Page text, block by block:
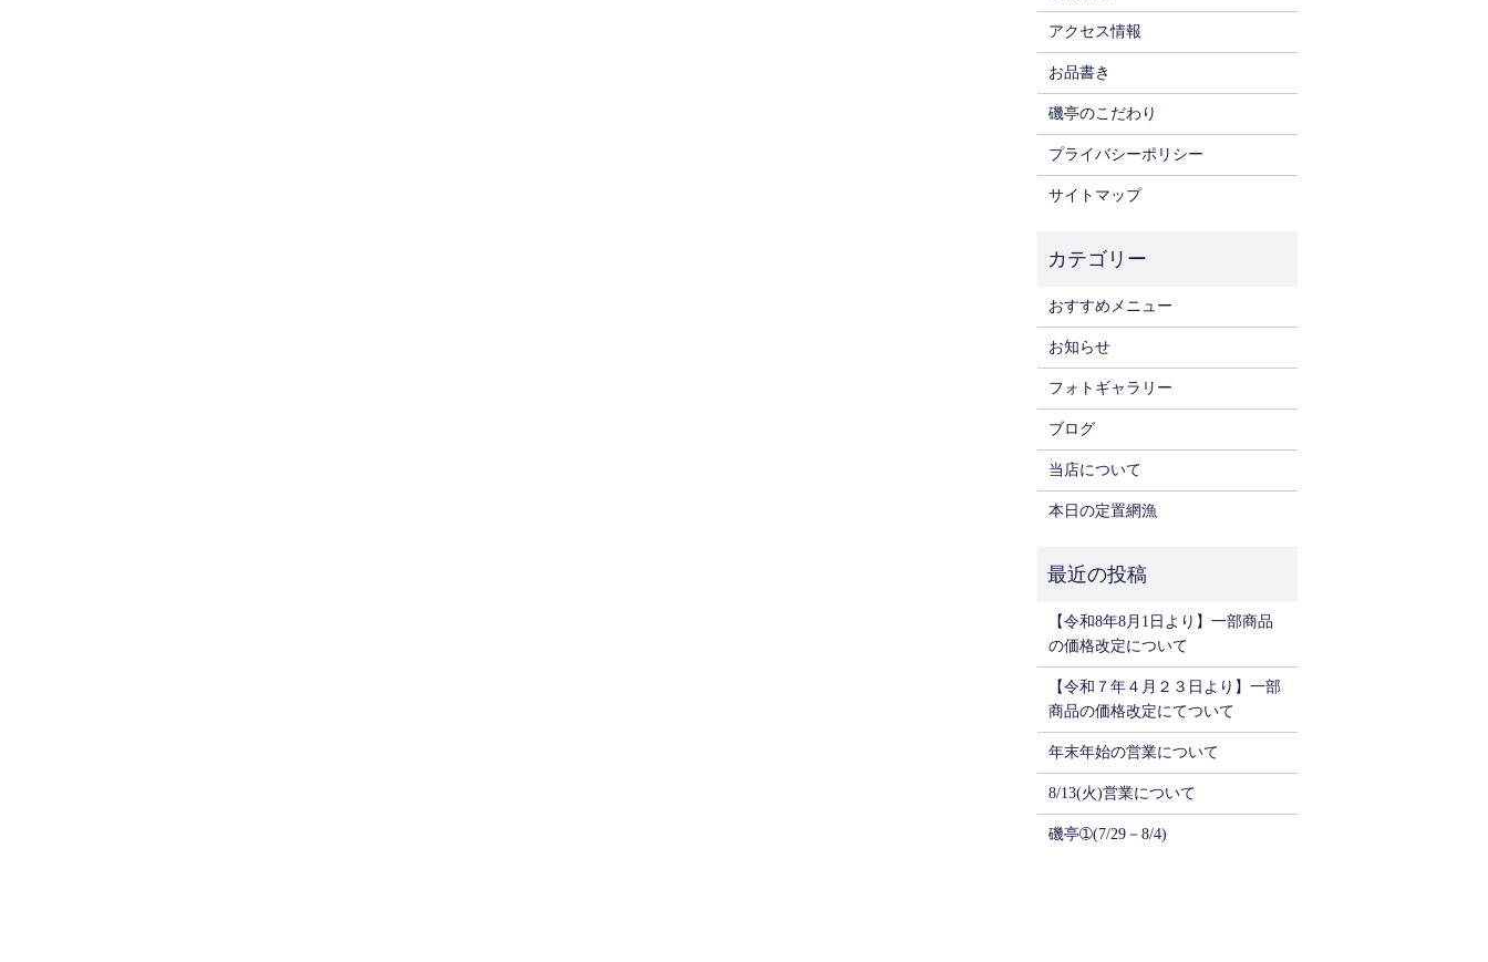
アクセス情報
お品書き
磯亭のこだわり
プライバシーポリシー
サイトマップ
おすすめメニュー
お知らせ
フォトギャラリー
ブログ
当店について
本日の定置網漁
【令和8年8月1日より】一部商品
の価格改定について
【令和７年４月２３日より】一部
商品の価格改定にてついて
年末年始の営業について
8/13(火)営業について
磯亭➀(7/29－8/4)